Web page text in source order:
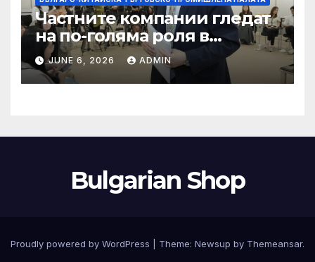
Частните компании гледат
на по-голяма роля в
стратегическата
енергетика
JUNE 6, 2026 ADMIN
Bulgarian Shop
Proudly powered by WordPress Theme: Newsup by Themeansar.